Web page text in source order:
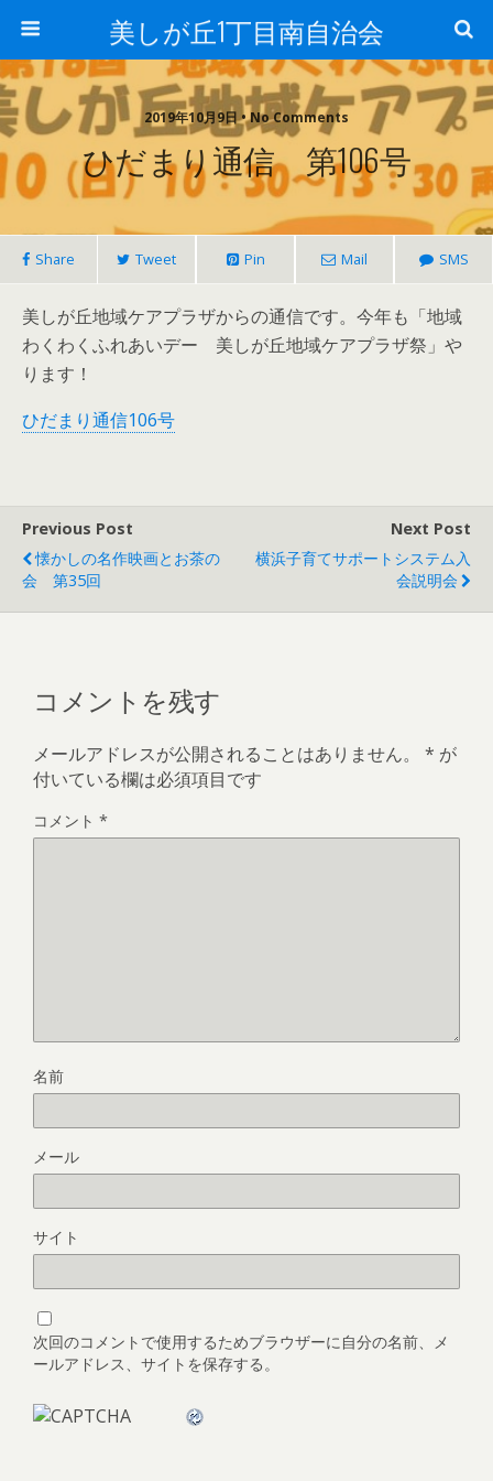
美しが丘1丁目南自治会
2019年10月9日 • No Comments
ひだまり通信 第106号
Share Tweet Pin Mail SMS
美しが丘地域ケアプラザからの通信です。今年も「地域
わくわくふれあいデー 美しが丘地域ケアプラザ祭」や
ります！
ひだまり通信106号
Previous Post
懐かしの名作映画とお茶の
会 第35回
Next Post
横浜子育てサポートシステム入
会説明会
コメントを残す
メールアドレスが公開されることはありません。 * が
付いている欄は必須項目です
コメント *
名前
メール
サイト
次回のコメントで使用するためブラウザーに自分の名前、メ
ールアドレス、サイトを保存する。